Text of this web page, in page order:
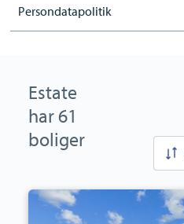
Persondatapolitik
Estate
har 61
boliger
Villa:
Havevej